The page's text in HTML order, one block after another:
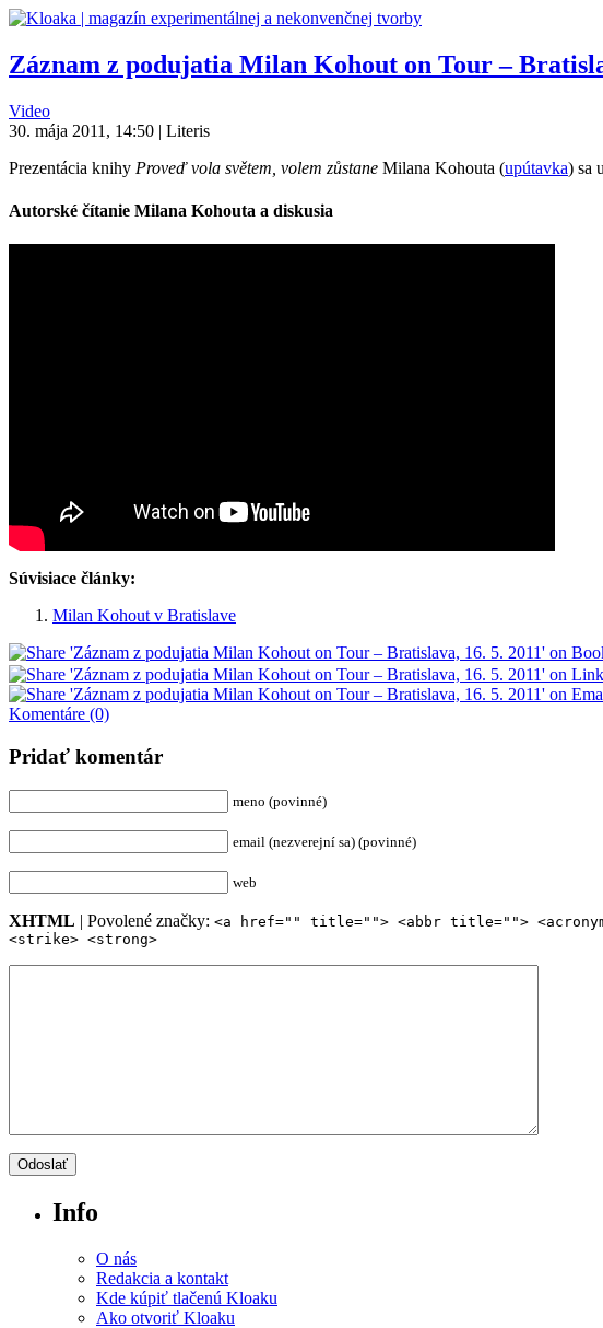
Záznam z podujatia Milan Kohout on Tour –
Video
30. mája 2011, 14:50 | Literis
Prezentácia knihy Proveď vola světem, volem zůstane Milana Kohouta (upútavka) sa
Autorské čítanie Milana Kohouta a diskusia
Súvisiace články:
Milan Kohout v Bratislave
Komentáre (0)
Pridať komentár
meno (povinné)
email (nezverejní sa) (povinné)
web
XHTML | Povolené značky: <a href="" title=""> <abbr title="">
<strike> <strong>
Info
O nás
Redakcia a kontakt
Kde kúpiť tlačenú Kloaku
Ako otvoriť Kloaku